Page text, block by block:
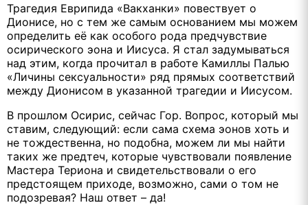
Трагедия Еврипида «Вакханки» повествует о
Дионисе, но с тем же самым основанием мы можем
определить её как особого рода предчувствие
осирического эона и Иисуса. Я стал задумываться
над этим, когда прочитал в работе Камиллы Палью
«Личины сексуальности» ряд прямых соответствий
между Дионисом в указанной трагедии и Иисусом.
В прошлом Осирис, сейчас Гор. Вопрос, который мы
ставим, следующий: если сама схема эонов хоть и
не тождественна, но подобна, можем ли мы найти
таких же предтеч, которые чувствовали появление
Мастера Териона и свидетельствовали о его
предстоящем приходе, возможно, сами о том не
подозревая? Наш ответ – да!